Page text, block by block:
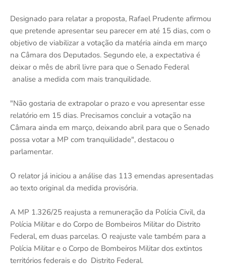
Designado para relatar a proposta, Rafael Prudente afirmou
que pretende apresentar seu parecer em até 15 dias, com o
objetivo de viabilizar a votação da matéria ainda em março
na Câmara dos Deputados. Segundo ele, a expectativa é
deixar o mês de abril livre para que o Senado Federal
analise a medida com mais tranquilidade.
"Não gostaria de extrapolar o prazo e vou apresentar esse
relatório em 15 dias. Precisamos concluir a votação na
Câmara ainda em março, deixando abril para que o Senado
possa votar a MP com tranquilidade", destacou o
parlamentar.
O relator já iniciou a análise das 113 emendas apresentadas
ao texto original da medida provisória.
A MP 1.326/25 reajusta a remuneração da Polícia Civil, da
Polícia Militar e do Corpo de Bombeiros Militar do Distrito
Federal, em duas parcelas. O reajuste vale também para a
Polícia Militar e o Corpo de Bombeiros Militar dos extintos
territórios federais e do Distrito Federal.